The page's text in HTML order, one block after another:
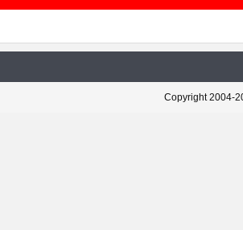
Copyright 2004-